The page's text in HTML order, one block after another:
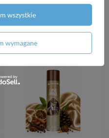
wymagane
wszystkie